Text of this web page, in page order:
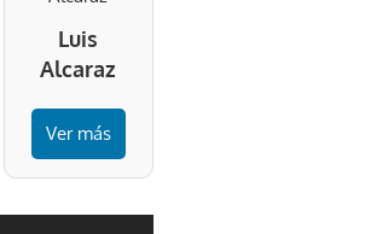
Luis
Alcaraz
Ver más